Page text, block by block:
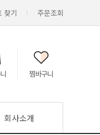
찾기 주문조회
회사소개